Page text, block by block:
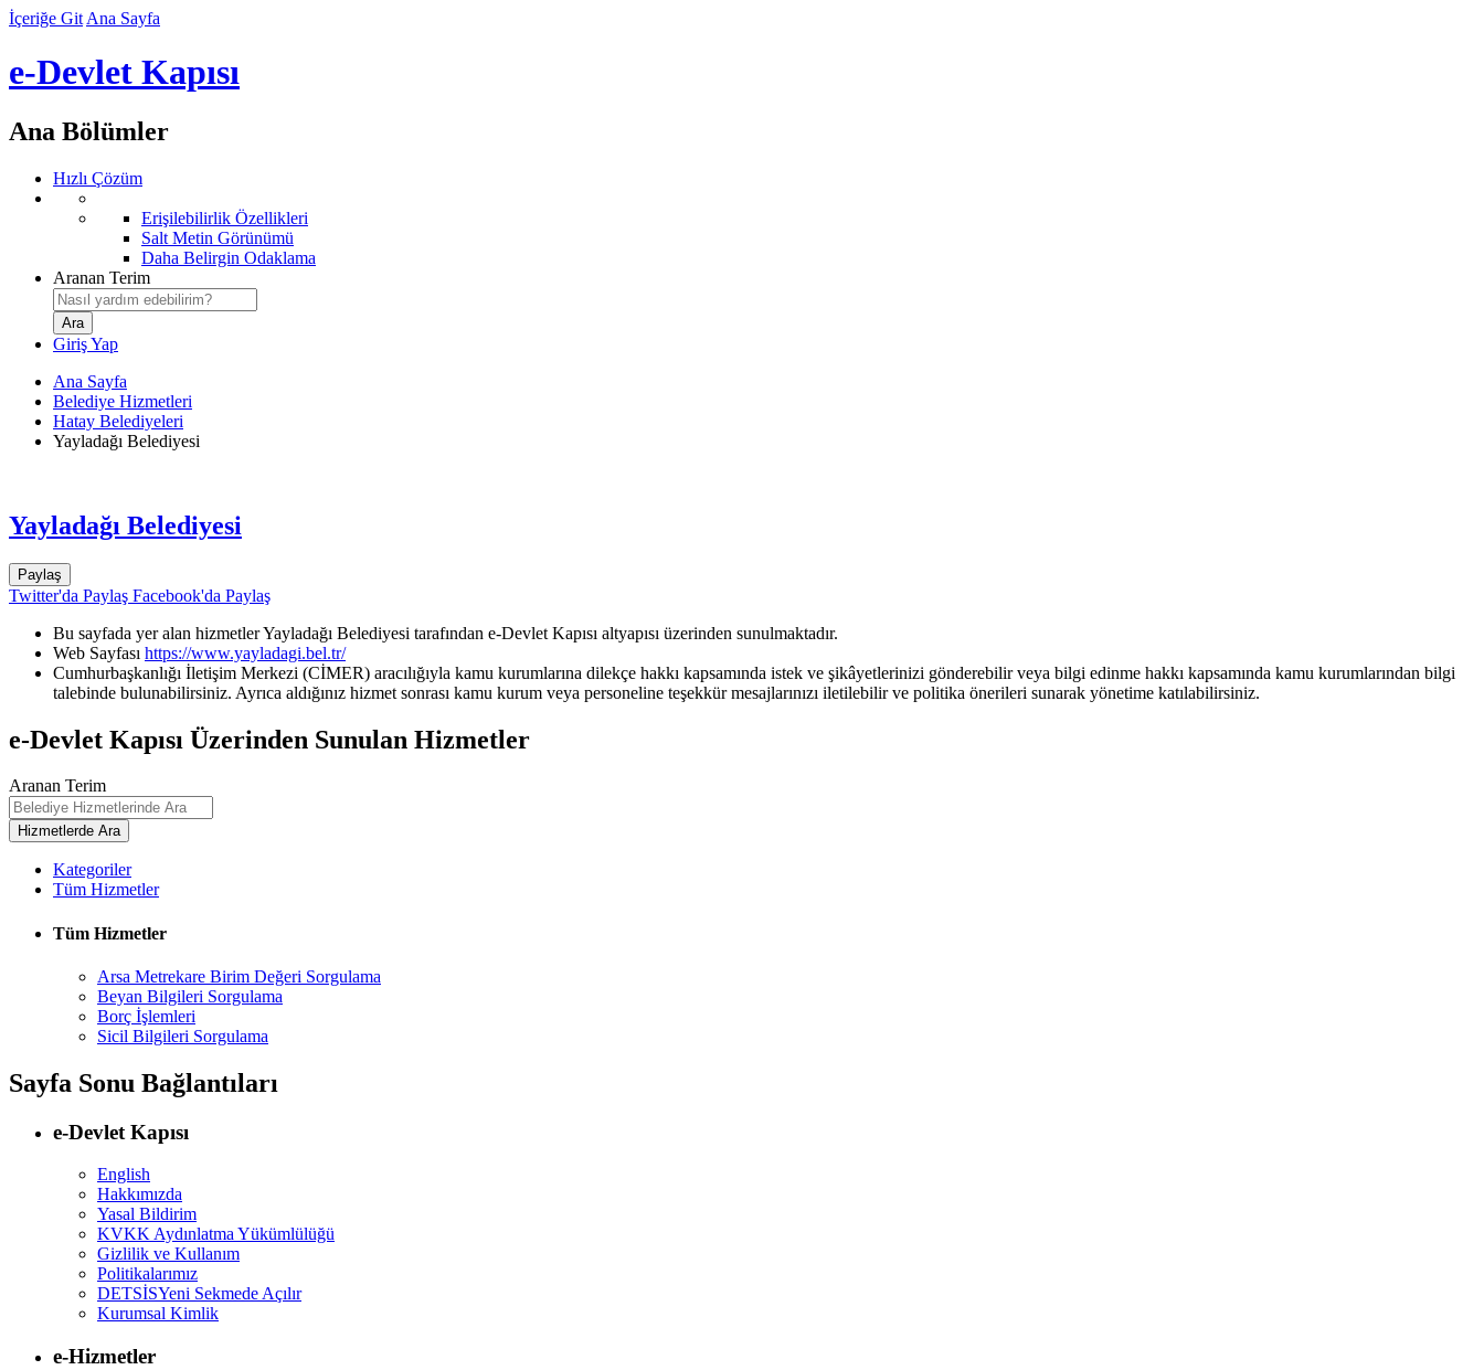
İçeriğe Git Ana Sayfa
e-Devlet Kapısı
Ana Bölümler
Hızlı Çözüm
Erişilebilirlik Özellikleri
Salt Metin Görünümü
Daha Belirgin Odaklama
Aranan Terim
Giriş Yap
Ana Sayfa
Belediye Hizmetleri
Hatay Belediyeleri
Yayladağı Belediyesi
Yayladağı Belediyesi
Paylaş
Twitter'da Paylaş Facebook'da Paylaş
Bu sayfada yer alan hizmetler Yayladağı Belediyesi tarafından e-Devlet Kapısı altyapısı üzerinden sunulmaktadır.
Web Sayfası https://www.yayladagi.bel.tr/
Cumhurbaşkanlığı İletişim Merkezi (CİMER) aracılığıyla kamu kurumlarına dilekçe hakkı kapsamında istek ve şikâyetlerinizi gönderebilir veya bilgi edinme hakkı kapsamında kamu kurumlarından bilgi
talebinde bulunabilirsiniz. Ayrıca aldığınız hizmet sonrası kamu kurum veya personeline teşekkür mesajlarınızı iletilebilir ve politika önerileri sunarak yönetime katılabilirsiniz.
e-Devlet Kapısı Üzerinden Sunulan Hizmetler
Aranan Terim
Kategoriler
Tüm Hizmetler
Tüm Hizmetler
Arsa Metrekare Birim Değeri Sorgulama
Beyan Bilgileri Sorgulama
Borç İşlemleri
Sicil Bilgileri Sorgulama
Sayfa Sonu Bağlantıları
e-Devlet Kapısı
English
Hakkımızda
Yasal Bildirim
KVKK Aydınlatma Yükümlülüğü
Gizlilik ve Kullanım
Politikalarımız
DETSİSYeni Sekmede Açılır
Kurumsal Kimlik
e-Hizmetler